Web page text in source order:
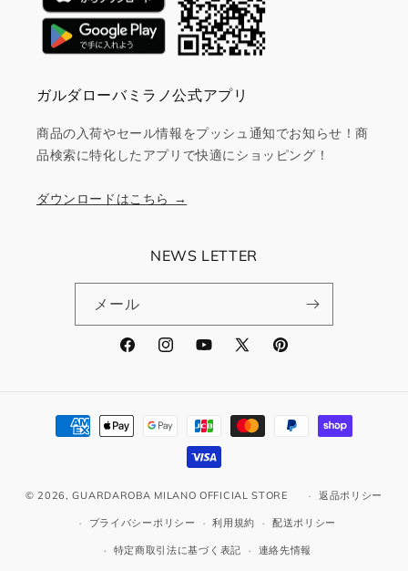
ガルダローバミラノ公式アプリ
商品の入荷やセール情報をプッシュ通知でお知らせ！商
品検索に特化したアプリで快適にショッピング！
ダウンロードはこちら →
NEWS LETTER
メール
FacebookInstagramYouTube
X
Pinterest
法
© 2026,GUARDAROBA MILANO OFFICIAL STORE 返品ポリシー
プライバシーポリシー 利用規約 配送ポリシー
特定商取引法に基づく表記 連絡先情報